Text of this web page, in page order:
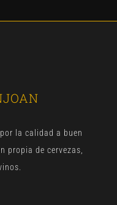
la calidad a buen
propia de cervezas,